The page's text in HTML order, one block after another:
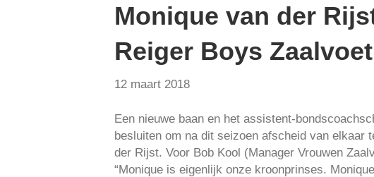
Monique van der
Reiger Boys
12 maart 2018
Een nieuwe baan en het assistent-
besluiten om na dit seizoen afscheid van elkaar
der Rijst. Voor Bob Kool (Manager Vrouwen
“Monique is eigenlijk onze kroonprinses.